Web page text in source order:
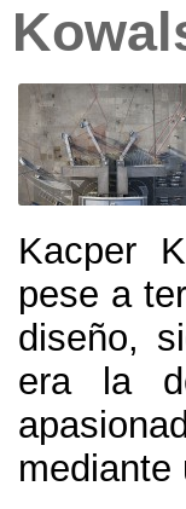
Kacper
pese a
diseño,
era la
mediante